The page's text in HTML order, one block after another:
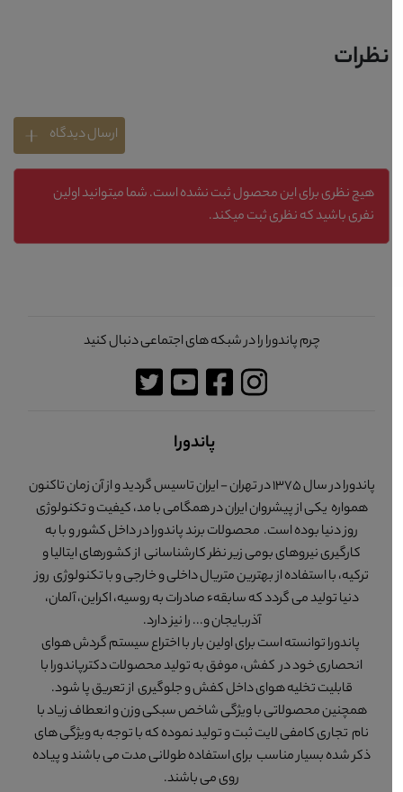
نظرات
ارسال دیدگاه
هیچ نظری برای این محصول ثبت نشده است. شما میتوانید اولین
نفری باشید که نظری ثبت میکند.
چرم پاندورا را در شبکه های اجتماعی دنبال کنید
پاندورا
پاندورا در سال 1375 در تهران - ایران تاسیس گردید و از آن زمان تاکنون
همواره یکی از پیشروان ایران در همگامی با مد، کیفیت و تکنولوژی
روز دنیا بوده است. محصولات برند پاندورا در داخل کشور و با به
کارگیری نیروهای بومی زیر نظر کارشناسانی از کشورهای ایتالیا و
ترکیه، با استفاده از بهترین متریال داخلی و خارجی و با تکنولوژی روز
دنیا تولید می گردد که سابقهء صادرات به روسیه، اکراین، آلمان،
آذربایجان و... را نیز دارد.
پاندورا توانسته است برای اولین بار با اختراع سیستم گردش هوای
انحصاری خود در کفش، موفق به تولید محصولات دکترپاندورا با
قابلیت تخلیه هوای داخل کفش و جلوگیری از تعریق پا شود.
همچنین محصولاتی با ویژگی شاخص سبکی وزن و انعطاف زیاد با
نام تجاری کامفی لایت ثبت و تولید نموده که با توجه به ویژگی های
ذکر شده بسیار مناسب برای استفاده طولانی مدت می باشند و پیاده
روی می باشند.